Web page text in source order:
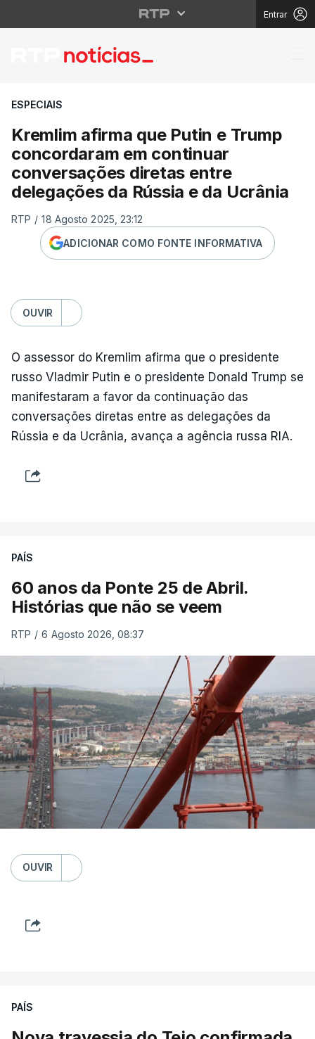
Entrar
Kremlim afirma que
ESPECIAIS
Kremlim afirma que Putin e Trump
concordaram em continuar
conversações diretas entre
delegações da Rússia e da Ucrânia
RTP / 18 Agosto 2025, 23:12
ADICIONAR COMO FONTE INFORMATIVA
OUVIR
O assessor do Kremlim afirma que o presidente
russo Vladmir Putin e o presidente Donald Trump se
manifestaram a favor da continuação das
conversações diretas entre as delegações da
Rússia e da Ucrânia, avança a agência russa RIA.
PAÍS
60 anos da Ponte 25 de Abril.
Histórias que não se veem
RTP / 6 Agosto 2026, 08:37
OUVIR
PAÍS